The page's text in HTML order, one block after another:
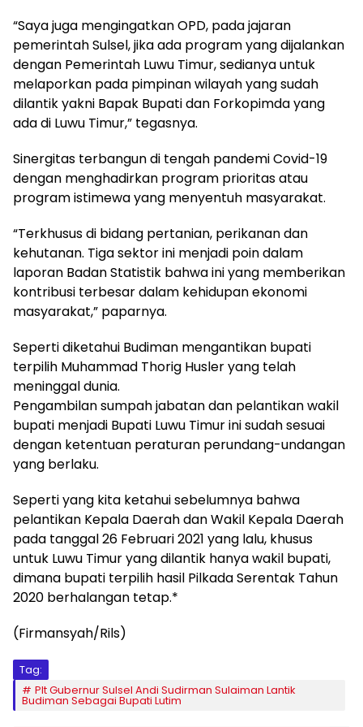
“Saya juga mengingatkan OPD, pada jajaran
pemerintah Sulsel, jika ada program yang dijalankan
dengan Pemerintah Luwu Timur, sedianya untuk
melaporkan pada pimpinan wilayah yang sudah
dilantik yakni Bapak Bupati dan Forkopimda yang
ada di Luwu Timur,” tegasnya.
Sinergitas terbangun di tengah pandemi Covid-19
dengan menghadirkan program prioritas atau
program istimewa yang menyentuh masyarakat.
“Terkhusus di bidang pertanian, perikanan dan
kehutanan. Tiga sektor ini menjadi poin dalam
laporan Badan Statistik bahwa ini yang memberikan
kontribusi terbesar dalam kehidupan ekonomi
masyarakat,” paparnya.
Seperti diketahui Budiman mengantikan bupati
terpilih Muhammad Thorig Husler yang telah
meninggal dunia.
Pengambilan sumpah jabatan dan pelantikan wakil
bupati menjadi Bupati Luwu Timur ini sudah sesuai
dengan ketentuan peraturan perundang-undangan
yang berlaku.
Seperti yang kita ketahui sebelumnya bahwa
pelantikan Kepala Daerah dan Wakil Kepala Daerah
pada tanggal 26 Februari 2021 yang lalu, khusus
untuk Luwu Timur yang dilantik hanya wakil bupati,
dimana bupati terpilih hasil Pilkada Serentak Tahun
2020 berhalangan tetap.*
(Firmansyah/Rils)
Tag:
Plt Gubernur Sulsel Andi Sudirman Sulaiman Lantik
Budiman Sebagai Bupati Lutim